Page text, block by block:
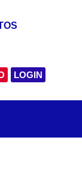
LOGIN